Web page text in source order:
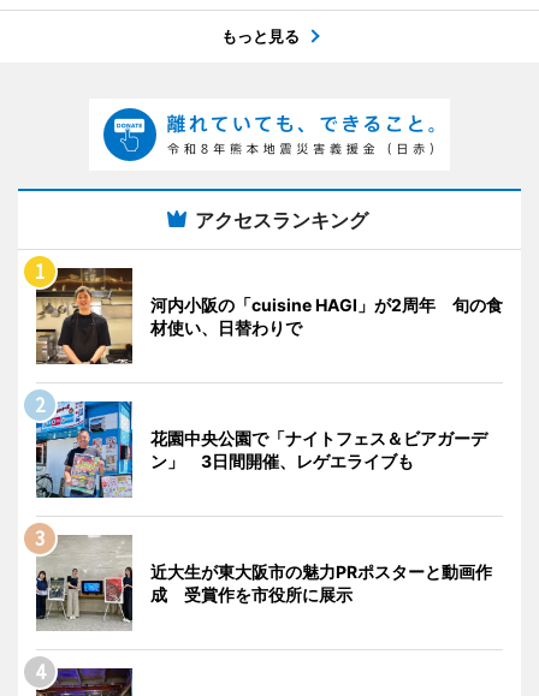
もっと見る
アクセスランキング
河内小阪の「cuisine HAGI」が2周年 旬の食
材使い、日替わりで
花園中央公園で「ナイトフェス＆ビアガーデ
ン」 3日間開催、レゲエライブも
近大生が東大阪市の魅力PRポスターと動画作
成 受賞作を市役所に展示